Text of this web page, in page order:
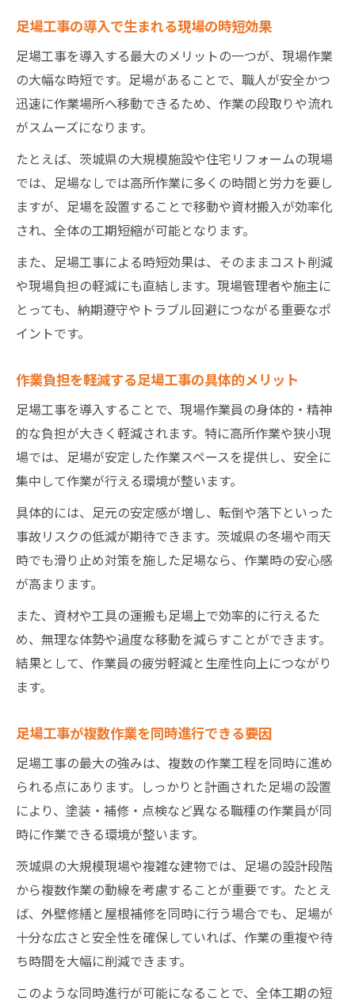
足場工事の導入で生まれる現場の時短効果
足場工事を導入する最大のメリットの一つが、現場作業
の大幅な時短です。足場があることで、職人が安全かつ
迅速に作業場所へ移動できるため、作業の段取りや流れ
がスムーズになります。
たとえば、茨城県の大規模施設や住宅リフォームの現場
では、足場なしでは高所作業に多くの時間と労力を要し
ますが、足場を設置することで移動や資材搬入が効率化
され、全体の工期短縮が可能となります。
また、足場工事による時短効果は、そのままコスト削減
や現場負担の軽減にも直結します。現場管理者や施主に
とっても、納期遵守やトラブル回避につながる重要なポ
イントです。
作業負担を軽減する足場工事の具体的メリット
足場工事を導入することで、現場作業員の身体的・精神
的な負担が大きく軽減されます。特に高所作業や狭小現
場では、足場が安定した作業スペースを提供し、安全に
集中して作業が行える環境が整います。
具体的には、足元の安定感が増し、転倒や落下といった
事故リスクの低減が期待できます。茨城県の冬場や雨天
時でも滑り止め対策を施した足場なら、作業時の安心感
が高まります。
また、資材や工具の運搬も足場上で効率的に行えるた
め、無理な体勢や過度な移動を減らすことができます。
結果として、作業員の疲労軽減と生産性向上につながり
ます。
足場工事が複数作業を同時進行できる要因
足場工事の最大の強みは、複数の作業工程を同時に進め
られる点にあります。しっかりと計画された足場の設置
により、塗装・補修・点検など異なる職種の作業員が同
時に作業できる環境が整います。
茨城県の大規模現場や複雑な建物では、足場の設計段階
から複数作業の動線を考慮することが重要です。たとえ
ば、外壁修繕と屋根補修を同時に行う場合でも、足場が
十分な広さと安全性を確保していれば、作業の重複や待
ち時間を大幅に削減できます。
このような同時進行が可能になることで、全体工期の短